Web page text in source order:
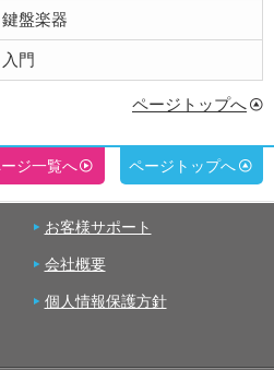
鍵盤楽器
入門
ページトップへ
ジ一覧へ ページトップへ
お客様サポート
会社概要
個人情報保護方針